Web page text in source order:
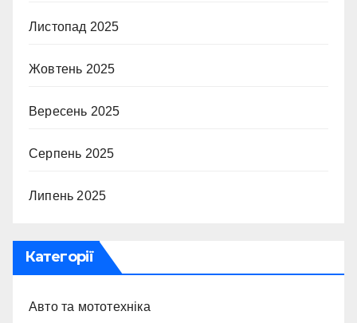
Листопад 2025
Жовтень 2025
Вересень 2025
Серпень 2025
Липень 2025
Категорії
Авто та мототехніка